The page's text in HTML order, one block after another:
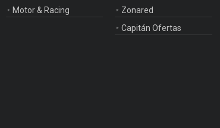
Motor & Racing
Zonared
Capitán Ofertas